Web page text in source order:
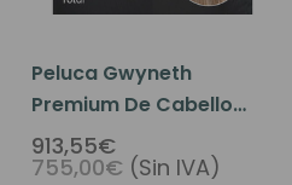
Peluca Gwyneth
Premium De Cabello
Humano Con Gorra
Completa Para Mujer
913,55€
755,00€ (Sin IVA)